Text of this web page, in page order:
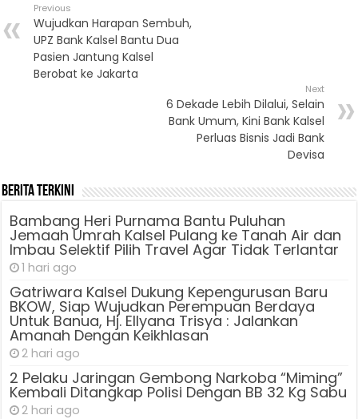
Previous
Wujudkan Harapan Sembuh,
UPZ Bank Kalsel Bantu Dua
Pasien Jantung Kalsel
Berobat ke Jakarta
Next
6 Dekade Lebih Dilalui, Selain
Bank Umum, Kini Bank Kalsel
Perluas Bisnis Jadi Bank
Devisa
Berita Terkini
Bambang Heri Purnama Bantu Puluhan
Jemaah Umrah Kalsel Pulang ke Tanah Air dan
Imbau Selektif Pilih Travel Agar Tidak Terlantar
1 hari ago
Gatriwara Kalsel Dukung Kepengurusan Baru
BKOW, Siap Wujudkan Perempuan Berdaya
Untuk Banua, Hj. Ellyana Trisya : Jalankan
Amanah Dengan Keikhlasan
2 hari ago
2 Pelaku Jaringan Gembong Narkoba “Miming”
Kembali Ditangkap Polisi Dengan BB 32 Kg Sabu
2 hari ago